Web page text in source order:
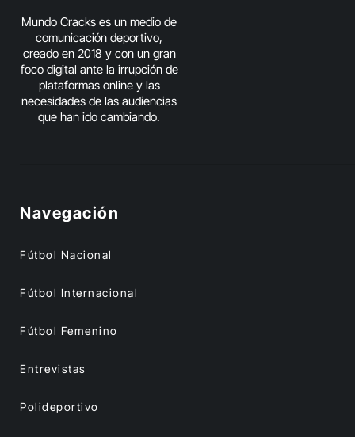
Mundo Cracks es un medio de
comunicación deportivo,
creado en 2018 y con un gran
foco digital ante la irrupción de
plataformas online y las
necesidades de las audiencias
que han ido cambiando.
Navegación
Fútbol Nacional
Fútbol Internacional
Fútbol Femenino
Entrevistas
Polideportivo